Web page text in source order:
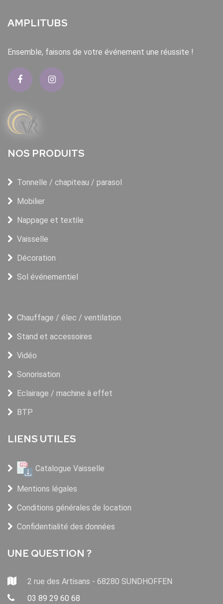
AMPLITUBS
Ensemble, faisons de votre événement une réussite !
NOS PRODUITS
Tonnelle / chapiteau / parasol
Mobilier
Nappage et textile
Vaisselle
Décoration
Sol événementiel
Chauffage / élec / ventilation
Stand et accessoires
Vidéo
Sonorisation
Eclairage / machine à effet
BTP
LIENS UTILES
Catalogue Vaisselle
Mentions légales
Conditions générales de location
Confidentialité des données
UNE QUESTION ?
2 rue des Artisans - 68280 SUNDHOFFEN
03 89 29 60 68